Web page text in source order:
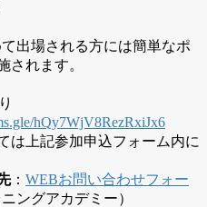
出場される方には簡単なポ
されます。
hQy7WjV8RezRxiJx6
は上記参加申込フォーム内に
： WEBお問い合わせフォー
ングアカデミー）